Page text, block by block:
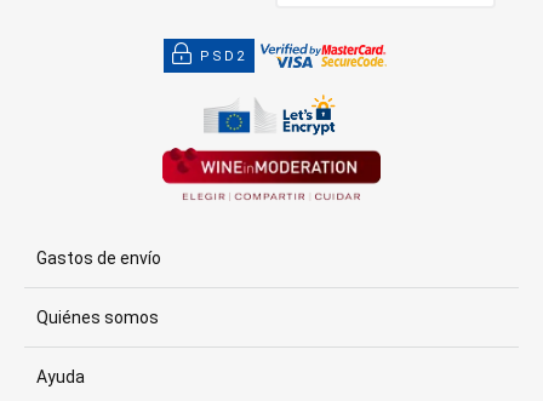
PSD2
Gastos de envío
Quiénes somos
Ayuda